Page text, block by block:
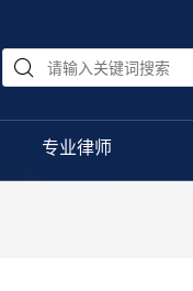
专业律师